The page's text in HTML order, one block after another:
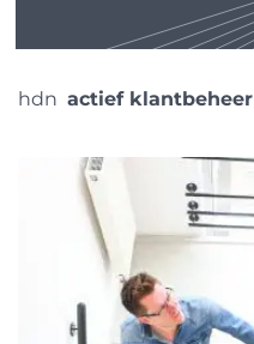
hdn actief klantbeheer